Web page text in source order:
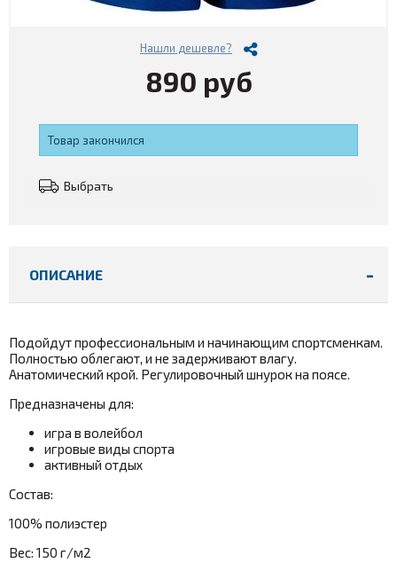
Нашли дешевле?
890 руб
Товар закончился
Выбрать
ОПИСАНИЕ
Подойдут профессиональным и начинающим спортсменкам.
Полностью облегают, и не задерживают влагу.
Анатомический крой. Регулировочный шнурок на поясе.
Предназначены для:
игра в волейбол
игровые виды спорта
активный отдых
Состав:
100% полиэстер
Вес: 150 г/м2